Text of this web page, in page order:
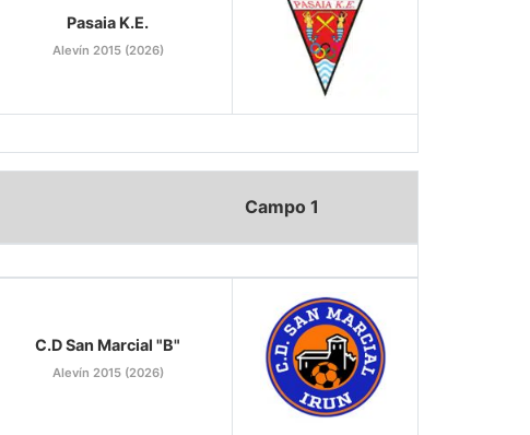
Pasaia K.E.
Alevín 2015 (2026)
Campo 1
C.D San Marcial "B"
Alevín 2015 (2026)